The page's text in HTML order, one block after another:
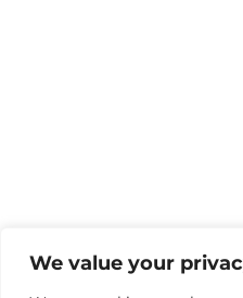
We value your